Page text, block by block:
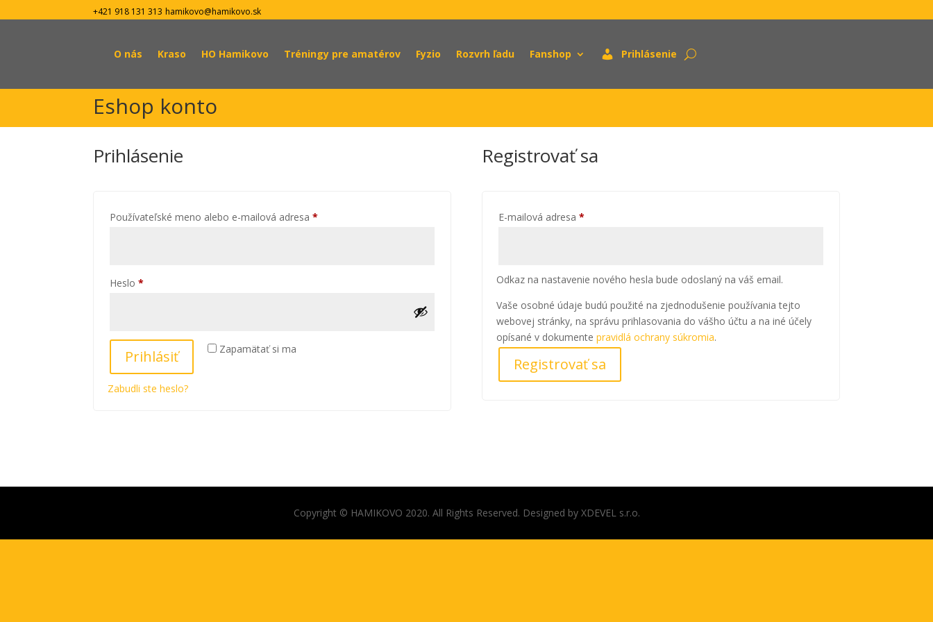
+421 918 131 313 hamikovo@hamikovo.sk
O nás Kraso HO Hamikovo Tréningy pre amatérov Fyzio Rozvrh ľadu Fanshop Prihlásenie
Eshop konto
Prihlásenie
Používateľské meno alebo e-mailová adresa*
Heslo*
Zapamätať si ma
Prihlásiť
Zabudli ste heslo?
Registrovať sa
E-mailová adresa *Povinné
Odkaz na nastavenie nového hesla bude odoslaný na váš email.
Vaše osobné údaje budú použité na zjednodušenie používania tejto
webovej stránky, na správu prihlasovania do vášho účtu a na iné účely
opísané v dokumente pravidlá ochrany súkromia.
Registrovať sa
Copyright © HAMIKOVO 2020. All Rights Reserved. Designed by XDEVEL s.r.o.